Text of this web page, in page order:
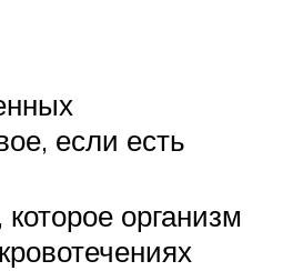
если есть
организм